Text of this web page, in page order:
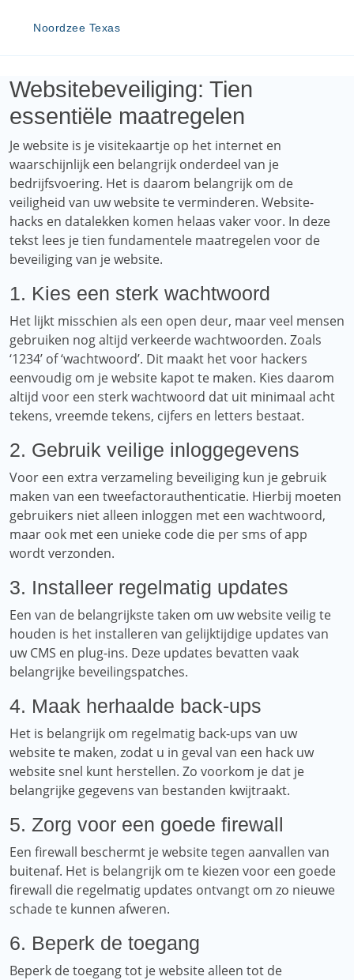
Noordzee Texas
Websitebeveiliging: Tien
essentiële maatregelen
Je website is je visitekaartje op het internet en
waarschijnlijk een belangrijk onderdeel van je
bedrijfsvoering. Het is daarom belangrijk om de
veiligheid van uw website te verminderen. Website-
hacks en datalekken komen helaas vaker voor. In deze
tekst lees je tien fundamentele maatregelen voor de
beveiliging van je website.
1. Kies een sterk wachtwoord
Het lijkt misschien als een open deur, maar veel mensen
gebruiken nog altijd verkeerde wachtwoorden. Zoals
‘1234’ of ‘wachtwoord’. Dit maakt het voor hackers
eenvoudig om je website kapot te maken. Kies daarom
altijd voor een sterk wachtwoord dat uit minimaal acht
tekens, vreemde tekens, cijfers en letters bestaat.
2. Gebruik veilige inloggegevens
Voor een extra verzameling beveiliging kun je gebruik
maken van een tweefactorauthenticatie. Hierbij moeten
gebruikers niet alleen inloggen met een wachtwoord,
maar ook met een unieke code die per sms of app
wordt verzonden.
3. Installeer regelmatig updates
Een van de belangrijkste taken om uw website veilig te
houden is het installeren van gelijktijdige updates van
uw CMS en plug-ins. Deze updates bevatten vaak
belangrijke beveilingspatches.
4. Maak herhaalde back-ups
Het is belangrijk om regelmatig back-ups van uw
website te maken, zodat u in geval van een hack uw
website snel kunt herstellen. Zo voorkom je dat je
belangrijke gegevens van bestanden kwijtraakt.
5. Zorg voor een goede firewall
Een firewall beschermt je website tegen aanvallen van
buitenaf. Het is belangrijk om te kiezen voor een goede
firewall die regelmatig updates ontvangt om zo nieuwe
schade te kunnen afweren.
6. Beperk de toegang
Beperk de toegang tot je website alleen tot de